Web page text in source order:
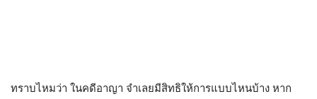
ทราบไหมว่า ในคดีอาญา จำเลยมีสิทธิให้การแบบไหนบ้าง หาก